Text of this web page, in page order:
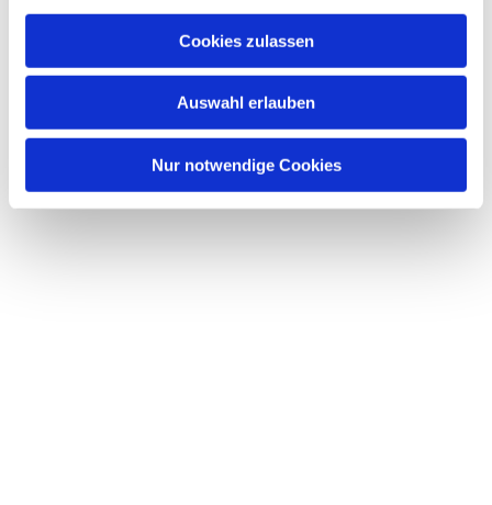
Cookies zulassen
Auswahl erlauben
Nur notwendige Cookies